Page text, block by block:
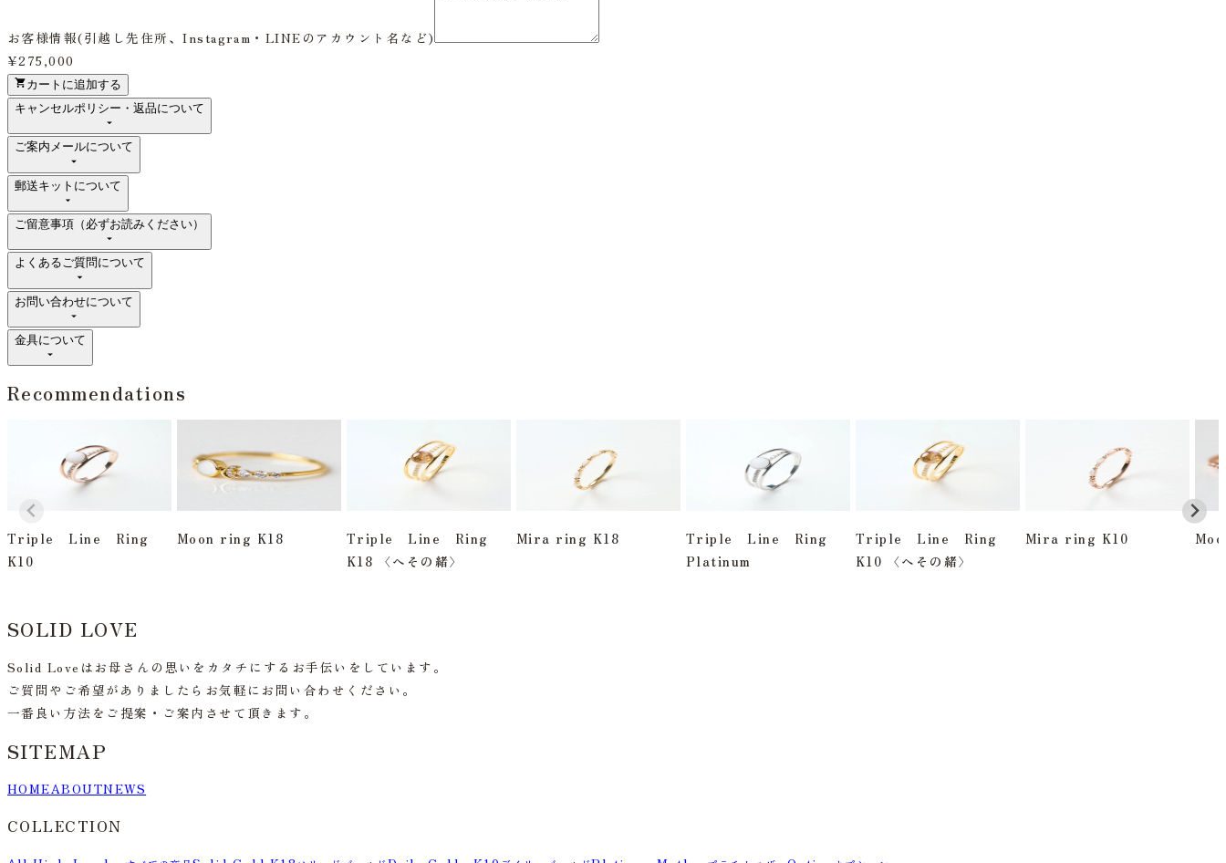
お客様情報(引越し先住所、Instagram・LINEのアカウント名など)
¥275,000
カートに追加する
キャンセルポリシー・返品について
ご案内メールについて
郵送キットについて
ご留意事項（必ずお読みください）
よくあるご質問について
お問い合わせについて
金具について
Recommendations
Triple Line Ring
K10
Moon ring K18
Triple Line Ring
K18 〈へその緒〉
Mira ring K18
Triple Line Ring
Platinum
Triple Line Ring
K10 〈へその緒〉
Mira ring K10
SOLID LOVE
Solid Loveはお母さんの思いをカタチにするお手伝いをしています。
ご質問やご希望がありましたらお気軽にお問い合わせください。
一番良い方法をご提案・ご案内させて頂きます。
SITEMAP
HOMEABOUTNEWS
COLLECTION